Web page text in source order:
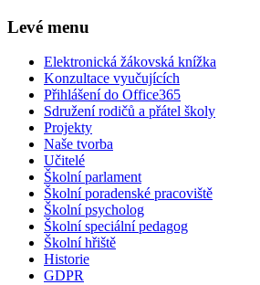
Levé menu
Elektronická žákovská knížka
Konzultace vyučujících
Přihlášení do Office365
Sdružení rodičů a přátel školy
Projekty
Naše tvorba
Učitelé
Školní parlament
Školní poradenské pracoviště
Školní psycholog
Školní speciální pedagog
Školní hřiště
Historie
GDPR